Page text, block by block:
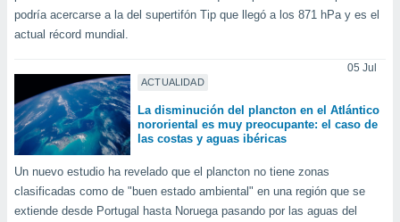
perfiles
crear un
uso de
la
medir el
de la
podría acercarse a la del supertifón Tip que llegó a los 871 hPa y es el
actual récord mundial.
ACTUALIDAD
05 Jul
La disminución del plancton en el Atlántico
nororiental es muy preocupante: el caso de
las costas y aguas ibéricas
Un nuevo estudio ha revelado que el plancton no tiene zonas
clasificadas como de "buen estado ambiental" en una región que se
extiende desde Portugal hasta Noruega pasando por las aguas del